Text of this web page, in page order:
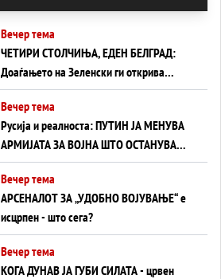
Вечер тема
ЧЕТИРИ СТОЛЧИЊА, ЕДЕН БЕЛГРАД:
Доаѓањето на Зеленски ги открива
тајните на политиката на балансирање
на Вучиќ
Вечер тема
Русија и реалноста: ПУТИН ЈА МЕНУВА
АРМИЈАТА ЗА ВОЈНА ШТО ОСТАНУВА
БЕЗ ФРОНТ
Вечер тема
АРСЕНАЛОТ ЗА „УДОБНО ВОЈУВАЊЕ“ е
исцрпен - што сега?
Вечер тема
КОГА ДУНАВ ЈА ГУБИ СИЛАТА - црвен